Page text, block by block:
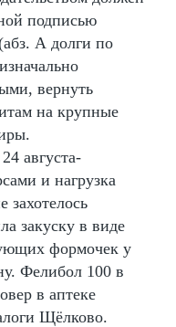
подписью
А долги по
вернуть
на крупные
августа-
и нагрузка
закуску в виде
формочек у
Фелибол 100 в
в аптеке
Щёлково.